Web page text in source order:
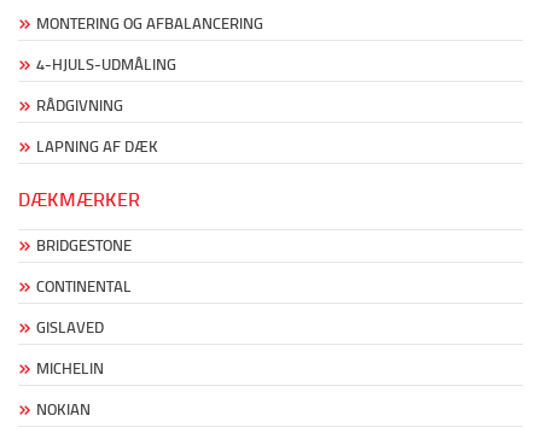
MONTERING OG AFBALANCERING
4-HJULS-UDMÅLING
RÅDGIVNING
LAPNING AF DÆK
DÆKMÆRKER
BRIDGESTONE
CONTINENTAL
GISLAVED
MICHELIN
NOKIAN